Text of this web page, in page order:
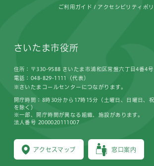
ご利用ガイド アクセシビリティポ
さいたま市役所
住所：〒330-9588 さいたま市浦和区常盤六丁目4番4号
電話：048-829-1111（代表）
※さいたまコールセンターにつながります。
アクセスマップ 窓口案内
開庁時間：8時30分から17時15分（土曜日、日曜日、
を除く）
※一部、開庁時間が異なる組織、施設があります。
法人番号 2000020111007